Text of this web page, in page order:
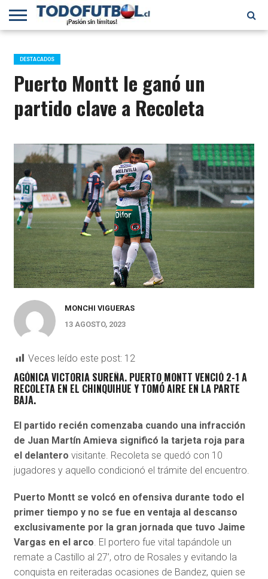
PRIMERA
B
SELECCIÓN
CHILENA
CHILENOS
EN EL
MUNDO
FÚTBOL
INTERNACIONAL
DESTACADOS
Puerto Montt le ganó un
partido clave a Recoleta
MONCHI VIGUERAS
13 AGOSTO, 2023
Veces leído este post: 12
AGÓNICA VICTORIA SUREÑA. PUERTO MONTT VENCIÓ 2-1 A
RECOLETAEN EL CHINQUIHUE Y TOMÓ AIRE EN LA PARTE
BAJA.
El partido recién comenzaba cuando una infracción
de Juan Martín Amieva significó la tarjeta roja para
el delantero visitante. Recoleta se quedó con 10
jugadores y aquello condicionó el trámite del encuentro.
Puerto Montt se volcó en ofensiva durante todo el
primer tiempo y no se fue en ventaja al descanso
exclusivamente por la gran jornada que tuvo Jaime
Vargas en el arco. El portero fue vital tapándole un
remate a Castillo al 27’, otro de Rosales y evitando la
conquista en reiteradas ocasiones de Bandez, quien se